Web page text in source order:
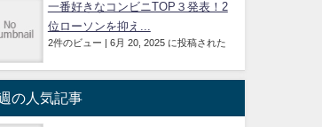
一番好きなコンビニTOP３発表！2
位ローソンを抑え...
2件のビュー 6月 20, 2025 に投稿された
の人気記事